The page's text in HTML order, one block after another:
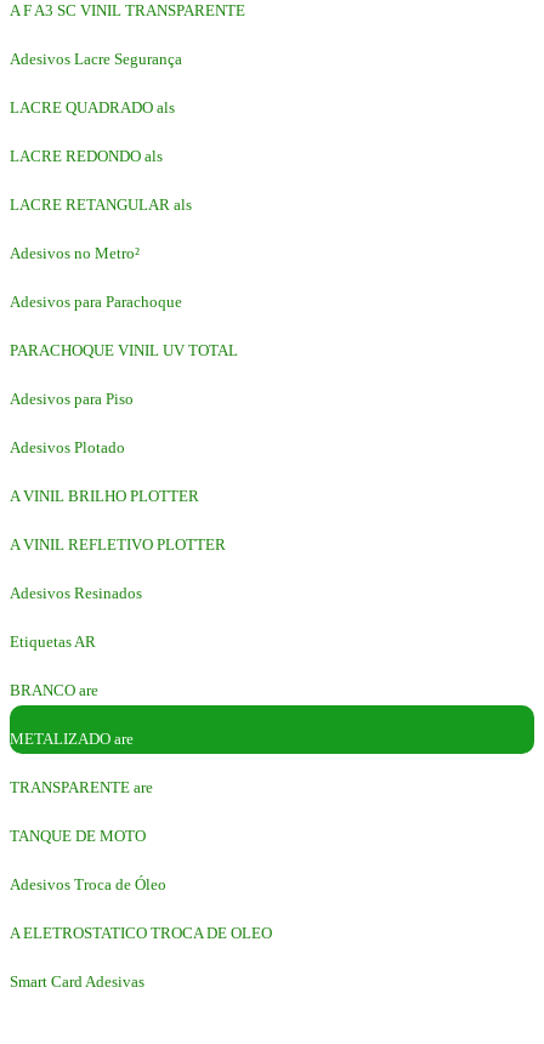
A F A3 SC VINIL TRANSPARENTE
Adesivos Lacre Segurança
LACRE QUADRADO als
LACRE REDONDO als
LACRE RETANGULAR als
Adesivos no Metro²
Adesivos para Parachoque
PARACHOQUE VINIL UV TOTAL
Adesivos para Piso
Adesivos Plotado
A VINIL BRILHO PLOTTER
A VINIL REFLETIVO PLOTTER
Adesivos Resinados
Etiquetas AR
BRANCO are
METALIZADO are
TRANSPARENTE are
TANQUE DE MOTO
Adesivos Troca de Óleo
A ELETROSTATICO TROCA DE OLEO
Smart Card Adesivas